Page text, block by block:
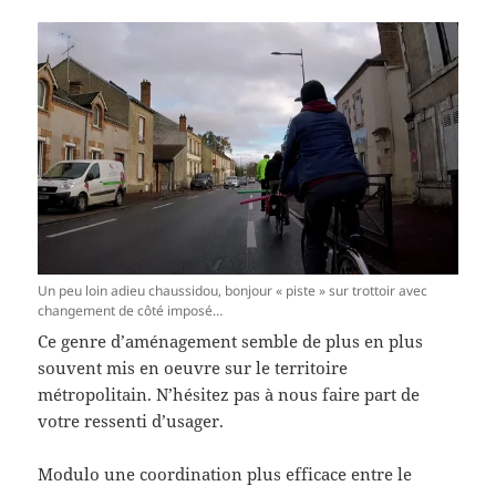
Un peu loin adieu chaussidou, bonjour « piste » sur trottoir avec
changement de côté imposé…
Ce genre d’aménagement semble de plus en plus
souvent mis en oeuvre sur le territoire
métropolitain. N’hésitez pas à nous faire part de
votre ressenti d’usager.
Modulo une coordination plus efficace entre le